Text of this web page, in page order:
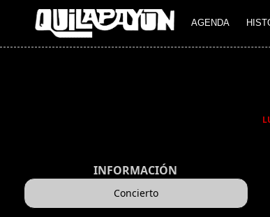
AGENDA
INFORMACIÓN
Concierto